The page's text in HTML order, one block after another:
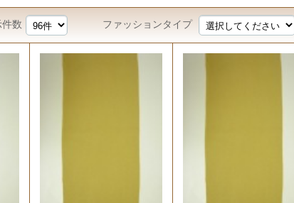
数 ファッションタイプ